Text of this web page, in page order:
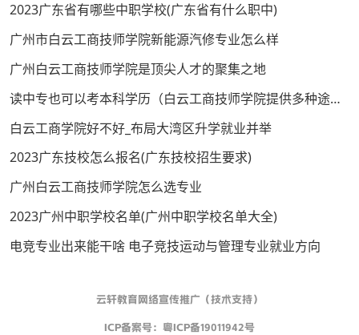
2023广东省有哪些中职学校(广东省有什么职中)
广州市白云工商技师学院新能源汽修专业怎么样
广州白云工商技师学院是顶尖人才的聚集之地
读中专也可以考本科学历（白云工商技师学院提供多种途径考取）
白云工商学院好不好_布局大湾区升学就业并举
2023广东技校怎么报名(广东技校招生要求)
广州白云工商技师学院怎么选专业
2023广州中职学校名单(广州中职学校名单大全)
电竞专业出来能干啥 电子竞技运动与管理专业就业方向
云轩教育网络宣传推广（技术支持）
ICP备案号： 粤ICP备19011942号